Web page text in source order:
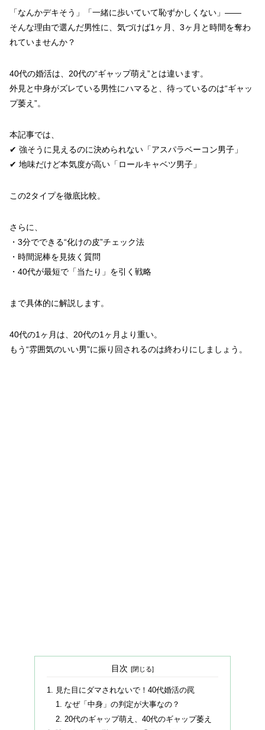
「なんかデキそう」「一緒に歩いていて恥ずかしくない」――
そんな理由で選んだ男性に、気づけば1ヶ月、3ヶ月と時間を奪わ
れていませんか？
40代の婚活は、20代の“ギャップ萌え”とは違います。
外見と中身がズレている男性にハマると、待っているのは“ギャッ
プ萎え”。
本記事では、
✔ 強そうに見えるのに決められない「アスパラベーコン男子」
✔ 地味だけど本気度が高い「ロールキャベツ男子」
この2タイプを徹底比較。
さらに、
・3分でできる“化けの皮”チェック法
・時間泥棒を見抜く質問
・40代が最短で「当たり」を引く戦略
まで具体的に解説します。
40代の1ヶ月は、20代の1ヶ月より重い。
もう“雰囲気のいい男”に振り回されるのは終わりにしましょう。
目次
見た目にダマされないで！40代婚活の罠
なぜ「中身」の判定が大事なの？
20代のギャップ萌え、40代のギャップ萎え